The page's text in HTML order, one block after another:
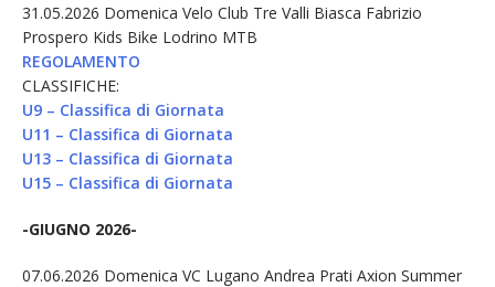
31.05.2026 Domenica Velo Club Tre Valli Biasca Fabrizio
Prospero Kids Bike Lodrino MTB
REGOLAMENTO
CLASSIFICHE:
U9 – Classifica di Giornata
U11 – Classifica di Giornata
U13 – Classifica di Giornata
U15 – Classifica di Giornata
-GIUGNO 2026-
07.06.2026 Domenica VC Lugano Andrea Prati Axion Summer